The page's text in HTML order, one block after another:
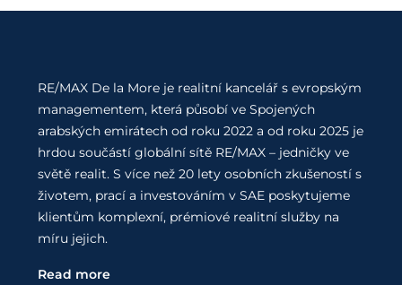
RE/MAX De la More je realitní kancelář s evropským
managementem, která působí ve Spojených
arabských emirátech od roku 2022 a od roku 2025 je
hrdou součástí globální sítě RE/MAX – jedničky ve
světě realit. S více než 20 lety osobních zkušeností s
životem, prací a investováním v SAE poskytujeme
klientům komplexní, prémiové realitní služby na
míru jejich.
Read more